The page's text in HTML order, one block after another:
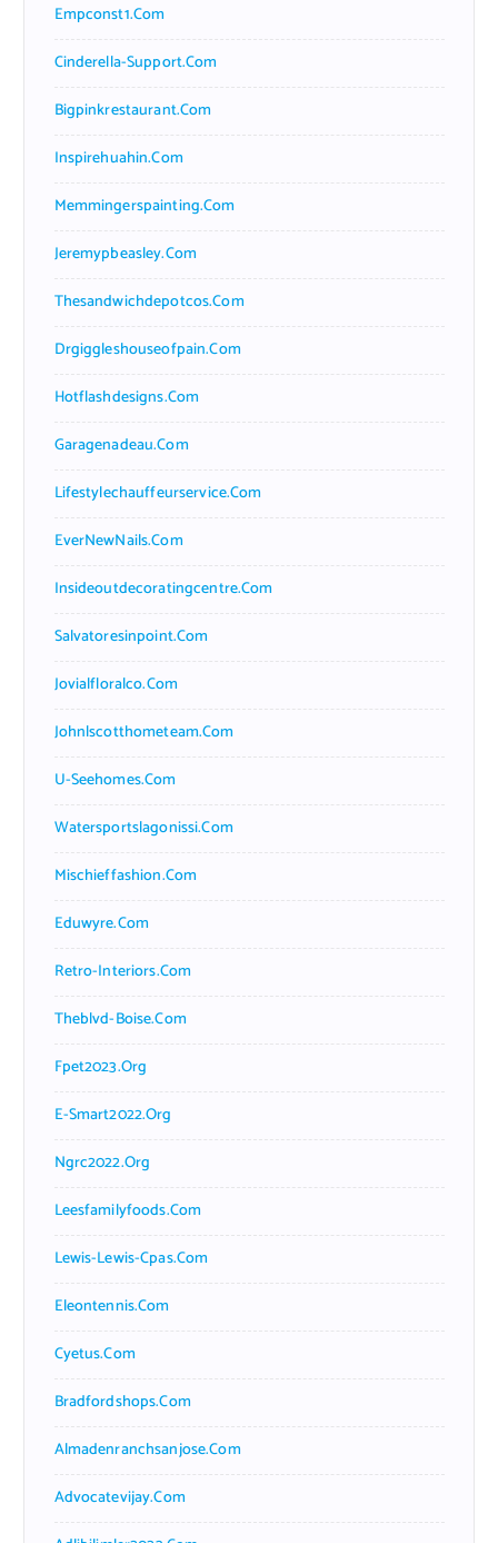
Empconst1.com
Cinderella-Support.com
Bigpinkrestaurant.com
Inspirehuahin.com
Memmingerspainting.com
Jeremypbeasley.com
Thesandwichdepotcos.com
Drgiggleshouseofpain.com
Hotflashdesigns.com
Garagenadeau.com
Lifestylechauffeurservice.com
EverNewNails.com
Insideoutdecoratingcentre.com
Salvatoresinpoint.com
Jovialfloralco.com
Johnlscotthometeam.com
U-Seehomes.com
Watersportslagonissi.com
Mischieffashion.com
Eduwyre.com
Retro-Interiors.com
Theblvd-Boise.com
Fpet2023.org
E-Smart2022.org
Ngrc2022.org
Leesfamilyfoods.com
Lewis-Lewis-Cpas.com
Eleontennis.com
Cyetus.com
Bradfordshops.com
Almadenranchsanjose.com
Advocatevijay.com